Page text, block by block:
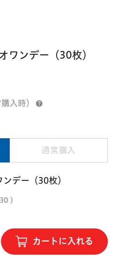
ワンデー（30枚）
購入時）
通常購入
デー（30枚）
)
カートに入れる